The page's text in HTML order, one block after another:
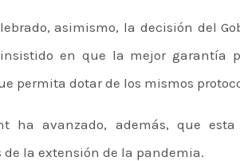
asimismo, la decisión del
en que la mejor garantía
permita dotar de los mismos
ha avanzado, además, que
la extensión de la pandemia.